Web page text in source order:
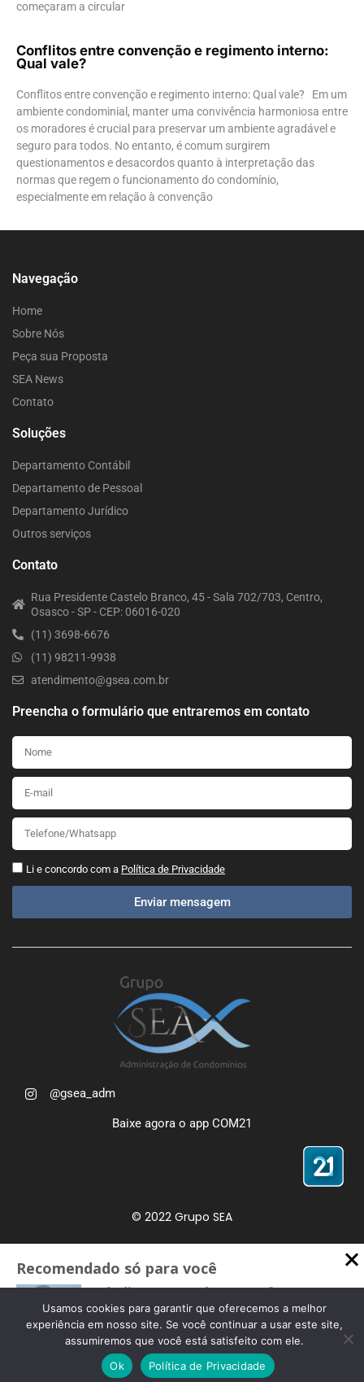
começaram a circular
Conflitos entre convenção e regimento interno:
Qual vale?
Conflitos entre convenção e regimento interno: Qual vale? Em um
ambiente condominial, manter uma convivência harmoniosa entre
os moradores é crucial para preservar um ambiente agradável e
seguro para todos. No entanto, é comum surgirem
questionamentos e desacordos quanto à interpretação das
normas que regem o funcionamento do condomínio,
especialmente em relação à convenção
Navegação
Home
Sobre Nós
Peça sua Proposta
SEA News
Contato
Soluções
Departamento Contábil
Departamento de Pessoal
Departamento Jurídico
Outros serviços
Contato
Rua Presidente Castelo Branco, 45 - Sala 702/703, Centro,
Osasco - SP - CEP: 06016-020
(11) 3698-6676
(11) 98211-9938
atendimento@gsea.com.br
Preencha o formulário que entraremos em contato
Li e concordo com a Política de Privacidade
Enviar mensagem
@gsea_adm
Baixe agora o app COM21
© 2022 Grupo SEA
Site para Administradoras de Condomínio - Feito com 🧡
porGRUPO DPG
Recomendado só para você
Síndico, entenda o que fazer em
casos de barulhos no seu
condomínio
Um dos assuntos que mais
incomoda e causa brigas diz…
Usamos cookies para garantir que oferecemos a melhor
experiência em nosso site. Se você continuar a usar este site,
assumiremos que você está satisfeito com ele.
Ok
Política de Privacidade